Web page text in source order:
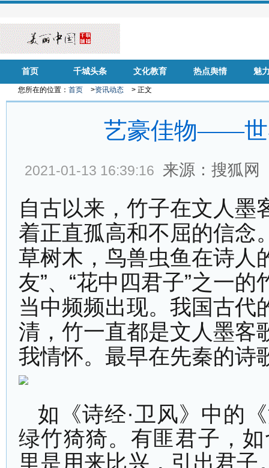
首页 千城头条 文化教育 热点舆情 魅
您所在的位置： 首页 >资讯动态 > 正文
艺豪佳物——世
2021-01-13 16:39:16 来源：搜狐网
自古以来，竹子在文人墨
着正直孤高和不屈的信念
草树木，鸟兽虫鱼在诗人
友”、“花中四君子”之一
当中频频出现。我国古代
清，竹一直都是文人墨客
我情怀。最早在先秦的诗
如《诗经·卫风》中的
绿竹猗猗。有匪君子，
里是用来比兴，引出君